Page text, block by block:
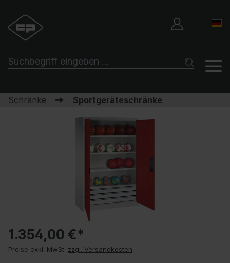
Schränke Sportgeräteschränke
1.354,00 €*
Preise exkl. MwSt. zzgl. Versandkosten